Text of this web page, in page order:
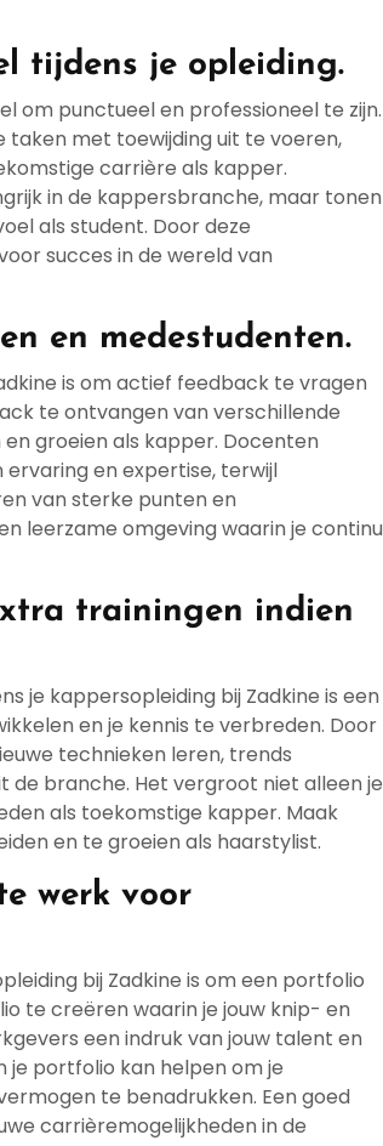
tijdens je opleiding.
om punctueel en professioneel te zijn.
taken met toewijding uit te voeren,
carrière als kapper.
in de kappersbranche, maar tonen
als student. Door deze
succes in de wereld van
en medestudenten.
is om actief feedback te vragen
te ontvangen van verschillende
groeien als kapper. Docenten
ervaring en expertise, terwijl
van sterke punten en
leerzame omgeving waarin je continu
trainingen indien
je kappersopleiding bij Zadkine is een
en je kennis te verbreden. Door
technieken leren, trends
branche. Het vergroot niet alleen je
als toekomstige kapper. Maak
en te groeien als haarstylist.
werk voor
bij Zadkine is om een portfolio
te creëren waarin je jouw knip- en
een indruk van jouw talent en
je portfolio kan helpen om je
te benadrukken. Een goed
carrièremogelijkheden in de